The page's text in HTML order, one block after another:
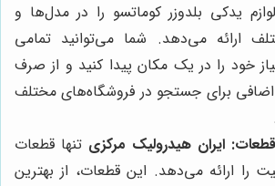
یدکی بلدوزر کوماتسو را در مدل‌ها و
ارائه می‌دهد. شما می‌توانید تمامی
خود را در یک مکان پیدا کنید و از صرف
برای جستجو در فروشگاه‌های مختلف
ایران هیدرولیک مرکزی تنها قطعات
را ارائه می‌دهد. این قطعات، از بهترین